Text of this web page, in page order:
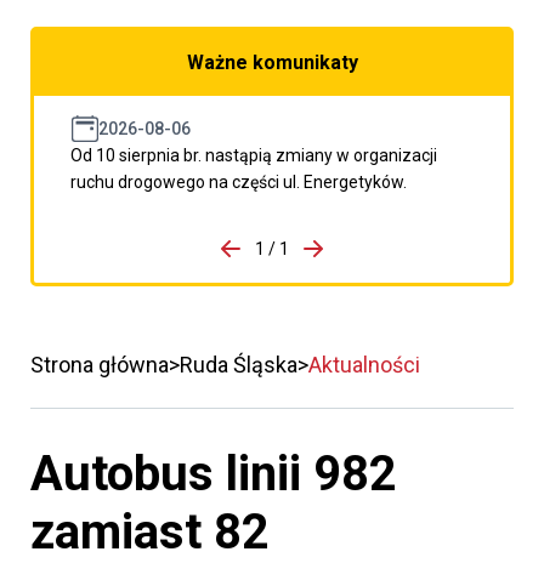
Ważne komunikaty
2026-08-06
Od 10 sierpnia br. nastąpią zmiany w organizacji
ruchu drogowego na części ul. Energetyków.
porzpedniego komunikatu
1 / 1
Przejdź do następnego
Strona główna Ruda Śląska Aktualności
Autobus linii 982
zamiast 82